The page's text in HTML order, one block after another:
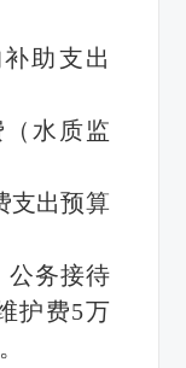
助支出
（水质监
支出预算
公务接待
护费5万